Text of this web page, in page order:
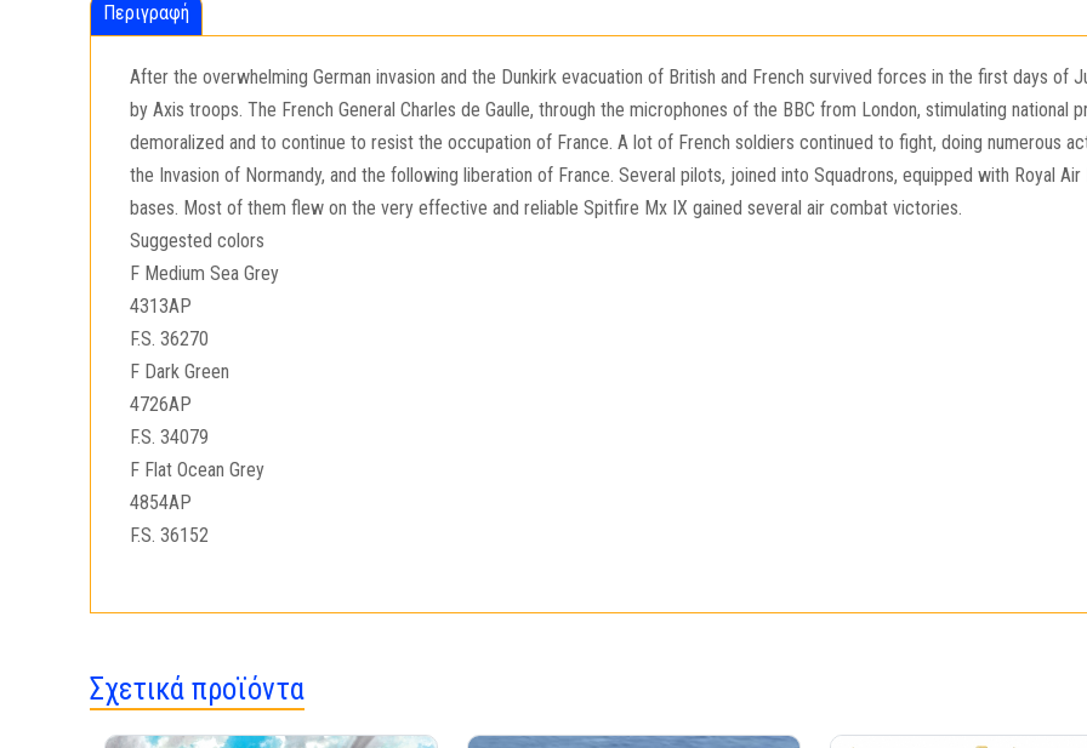
Περιγραφή
After the overwhelming German invasion and the Dunkirk evacuation of British and French survived forces in the first days of
by Axis troops. The French General Charles de Gaulle, through the microphones of the BBC from London, stimulating
demoralized and to continue to resist the occupation of France. A lot of French soldiers continued to fight, doing numerous
the Invasion of Normandy, and the following liberation of France. Several pilots, joined into Squadrons, equipped with Royal
bases. Most of them flew on the very effective and reliable Spitfire Mx IX gained several air combat victories.
Suggested colors
F Medium Sea Grey
4313AP
F.S. 36270
F Dark Green
4726AP
F.S. 34079
F Flat Ocean Grey
4854AP
F.S. 36152
Σχετικά προϊόντα